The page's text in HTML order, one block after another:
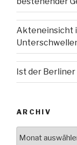
Akteneinsicht
Ist der
ARCHIV